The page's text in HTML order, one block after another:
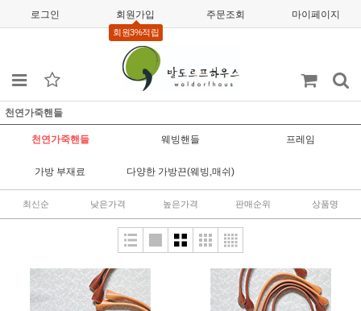
로그인 회원가입
회원3%적립
주문조회 마이페이지
천연가죽핸들
천연가죽핸들 웨빙핸들 프레임
가방 부재료 다양한 가방끈(웨빙,매쉬)
최신순 낮은가격 높은가격 판매순위 상품명